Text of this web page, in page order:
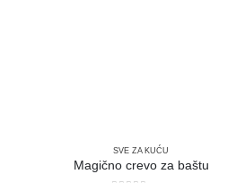
SVE ZA KUĆU
Magično crevo za baštu